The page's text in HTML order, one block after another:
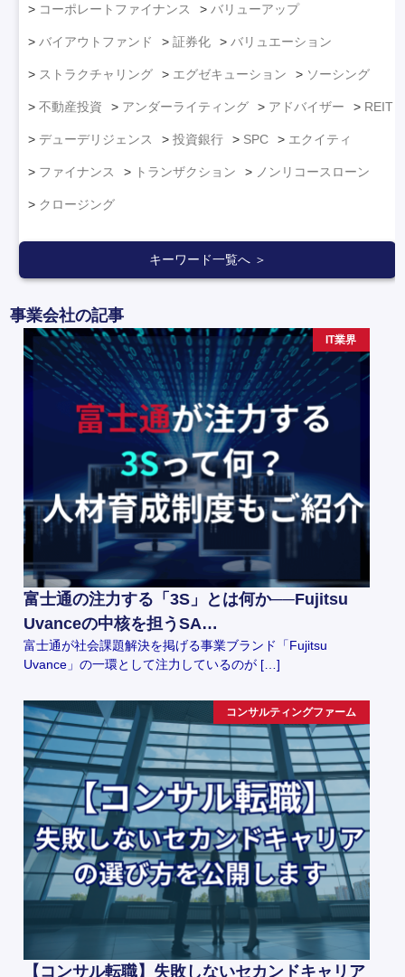
コーポレートファイナンス バリューアップ
バイアウトファンド 証券化 バリュエーション
ストラクチャリング エグゼキューション ソーシング
不動産投資 アンダーライティング アドバイザー REIT
デューデリジェンス 投資銀行 SPC エクイティ
ファイナンス トランザクション ノンリコースローン
クロージング
キーワード一覧へ ＞
事業会社の記事
IT業界
富士通の注力する「3S」とは何か──Fujitsu
Uvanceの中核を担うSA…
富士通が社会課題解決を掲げる事業ブランド「Fujitsu
Uvance」の一環として注力しているのが […]
コンサルティングファーム
【コンサル転職】失敗しないセカンドキャリア